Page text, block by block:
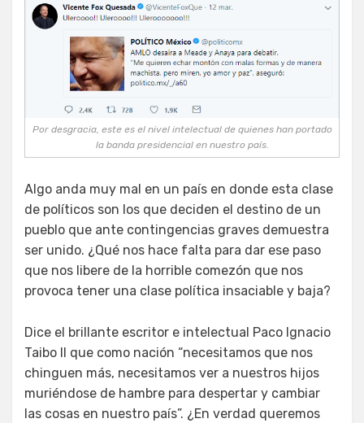
Por desgracia, este es el nivel intelectual de quienes han portado
la banda presidencial en nuestro país.
Algo anda muy mal en un país en donde esta clase
de políticos son los que deciden el destino de un
pueblo que ante contingencias graves demuestra
ser unido. ¿Qué nos hace falta para dar ese paso
que nos libere de la horrible comezón que nos
provoca tener una clase política insaciable y baja?
Dice el brillante escritor e intelectual Paco Ignacio
Taibo II que como nación “necesitamos que nos
chinguen más, necesitamos ver a nuestros hijos
muriéndose de hambre para despertar y cambiar
las cosas en nuestro país”. ¿En verdad queremos